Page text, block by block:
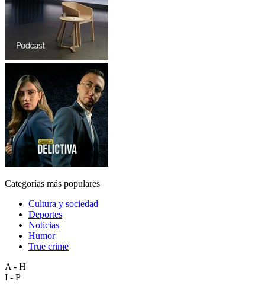
Categorías más populares
Cultura y sociedad
Deportes
Noticias
Humor
True crime
A - H
I - P